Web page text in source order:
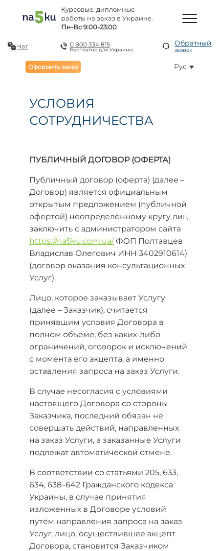
Курсовые, дипломные
работы на заказ в Украине.
Пн-Вс 9:00-23:00
Чат 0 800 334 815
Бесплатно для Украины
Обратный
звонок
Оформить заказ Рус
УСЛОВИЯ
СОТРУДНИЧЕСТВА
ПУБЛИЧНЫЙ ДОГОВОР (ОФЕРТА)
Публичный договор (оферта) (далее –
Договор) является официальным
открытым предложением (публичной
офертой) неопределённому кругу лиц
заключить с администратором сайта
https://na5ku.com.ua/ФОП Полтавцев
Владислав Олегович ИНН 3402910614)
(договор оказания консультационных
Услуг).
Лицо, которое заказывает Услугу
(далее – Заказчик), считается
принявшим условия Договора в
полном объёме, без каких-либо
ограничений, оговорок и исключений
с момента его акцепта, а именно
оставления запроса на заказ Услуги.
В случае несогласия с условиями
настоящего Договора со стороны
Заказчика, последний обязан не
совершать действий, направленных
на заказ Услуги, а заказанные Услуги
подлежат автоматической отмене.
В соответствии со статьями 205, 633,
634, 638–642 Гражданского кодекса
Украины, в случае принятия
изложенных в Договоре условий
путём направления запроса на заказ
Услуг, лицо, осуществившее акцепт
Договора, становится Заказчиком